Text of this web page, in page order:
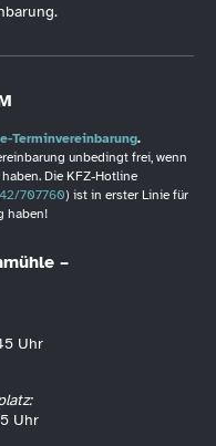
Terminvereinbarung.
unbedingt frei, wenn
Die KFZ-Hotline
707760) ist in erster Linie für
haben!
–
Uhr
Uhr